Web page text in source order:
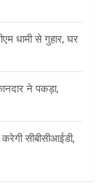
धामी से गुहार, घर
ने पकड़ा,
सीबीसीआईडी,